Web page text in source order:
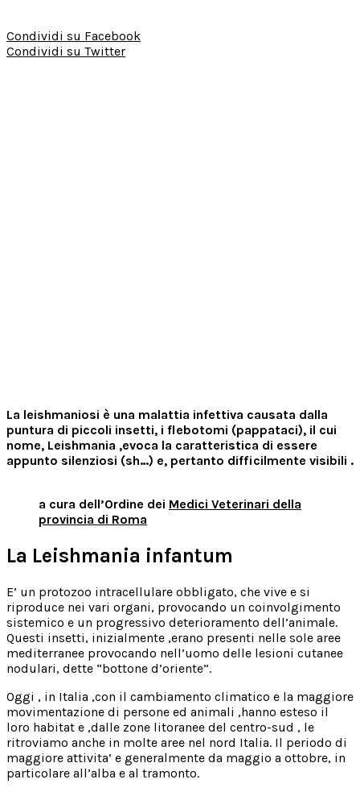
Condividi su Facebook
Condividi su Twitter
La leishmaniosi è una malattia infettiva causata dalla
puntura di piccoli insetti, i flebotomi (pappataci), il cui
nome, Leishmania ,evoca la caratteristica di essere
appunto silenziosi (sh…) e, pertanto difficilmente visibili .
a cura dell’Ordine dei Medici Veterinari della
provincia di Roma
La Leishmania infantum
E’ un protozoo intracellulare obbligato, che vive e si
riproduce nei vari organi, provocando un coinvolgimento
sistemico e un progressivo deterioramento dell’animale.
Questi insetti, inizialmente ,erano presenti nelle sole aree
mediterranee provocando nell’uomo delle lesioni cutanee
nodulari, dette “bottone d’oriente”.
Oggi , in Italia ,con il cambiamento climatico e la maggiore
movimentazione di persone ed animali ,hanno esteso il
loro habitat e ,dalle zone litoranee del centro-sud , le
ritroviamo anche in molte aree nel nord Italia. Il periodo di
maggiore attivita’ e generalmente da maggio a ottobre, in
particolare all’alba e al tramonto.